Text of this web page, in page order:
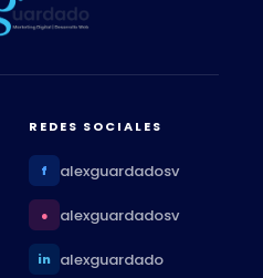
REDES SOCIALES
f alexguardadosv
● alexguardadosv
in alexguardado